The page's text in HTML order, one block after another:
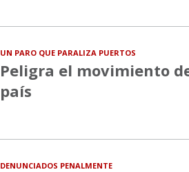
UN PARO QUE PARALIZA PUERTOS
Peligra el movimiento
país
DENUNCIADOS PENALMENTE